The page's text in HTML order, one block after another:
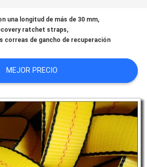
una longitud de más de 30 mm,
ratchet straps,
correas de gancho de recuperación
MEJOR PRECIO